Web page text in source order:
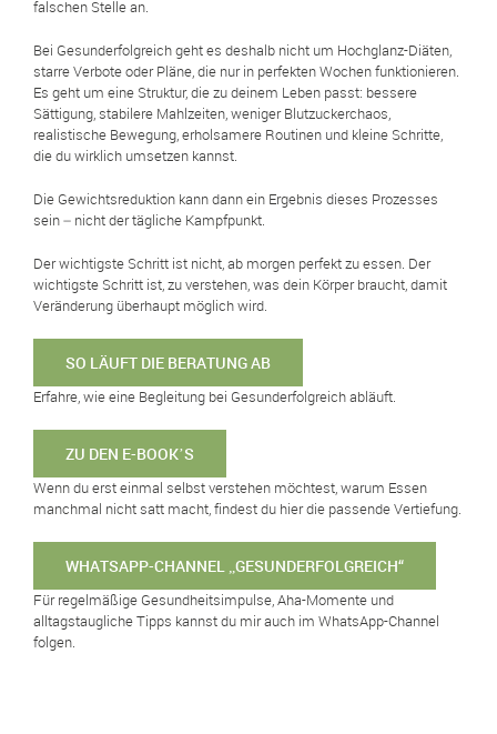
falschen Stelle an.
Bei Gesunderfolgreich geht es deshalb nicht um Hochglanz-Diäten,
starre Verbote oder Pläne, die nur in perfekten Wochen funktionieren.
Es geht um eine Struktur, die zu deinem Leben passt: bessere
Sättigung, stabilere Mahlzeiten, weniger Blutzuckerchaos,
realistische Bewegung, erholsamere Routinen und kleine Schritte,
die du wirklich umsetzen kannst.
Die Gewichtsreduktion kann dann ein Ergebnis dieses Prozesses
sein – nicht der tägliche Kampfpunkt.
Der wichtigste Schritt ist nicht, ab morgen perfekt zu essen. Der
wichtigste Schritt ist, zu verstehen, was dein Körper braucht, damit
Veränderung überhaupt möglich wird.
SO LÄUFT DIE BERATUNG AB
Erfahre, wie eine Begleitung bei Gesunderfolgreich abläuft.
ZU DEN E-BOOK’S
Wenn du erst einmal selbst verstehen möchtest, warum Essen
manchmal nicht satt macht, findest du hier die passende Vertiefung.
WHATSAPP-CHANNEL „GESUNDERFOLGREICH“
Für regelmäßige Gesundheitsimpulse, Aha-Momente und
alltagstaugliche Tipps kannst du mir auch im WhatsApp-Channel
folgen.